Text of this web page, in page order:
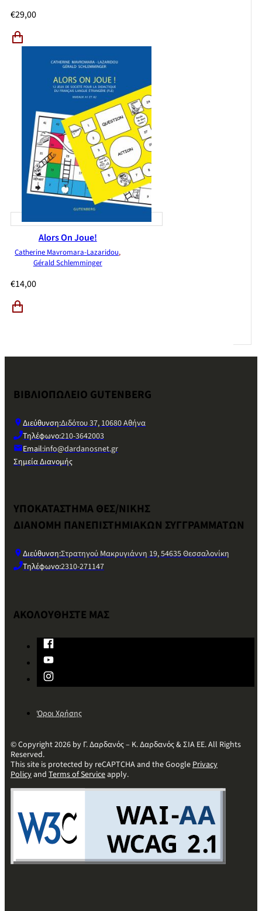
€29,00
Alors On Joue!
Catherine Mavromara-Lazaridou,
Gérald Schlemminger
€14,00
ΒΙΒΛΙΟΠΩΛΕΙΟ GUTENBERG
Διεύθυνση:Διδότου 37, 10680 Αθήνα
Τηλέφωνο:210-3642003
Email:info@dardanosnet.gr
Σημεία Διανομής
ΥΠΟΚΑΤΑΣΤΗΜΑ ΘΕΣ/ΝΙΚΗΣ
ΔΙΑΝΟΜΗ ΠΑΝΕΠΙΣΤΗΜΙΑΚΩΝ ΣΥΓΓΡΑΜΜΑΤΩΝ
Διεύθυνση:Στρατηγού Μακρυγιάννη 19, 54635 Θεσσαλονίκη
Τηλέφωνο:2310-271147
ΑΚΟΛΟΥΘΗΣΤΕ ΜΑΣ
Όροι Χρήσης
© Copyright 2026 by Γ. Δαρδανός – Κ. Δαρδανός & ΣΙΑ ΕΕ. All Rights
Reserved.
This site is protected by reCAPTCHA and the GooglePrivacy
Policyand Terms of Serviceapply.